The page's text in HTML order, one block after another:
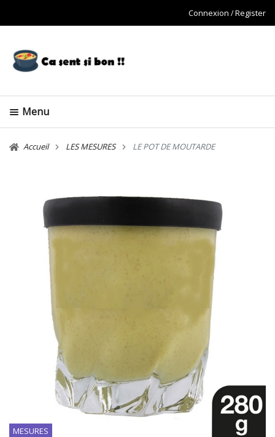
Connexion Register
Menu
Accueil LES MESURES LE POT DE MOUTARDE
MESURES